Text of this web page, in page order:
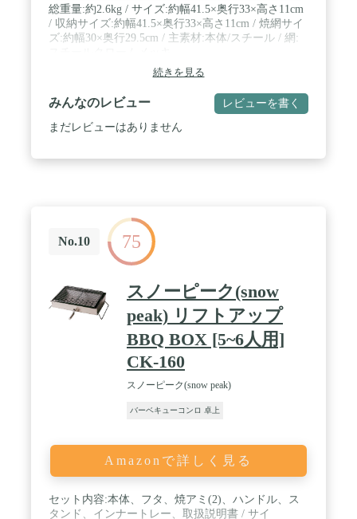
総重量:約2.6kg / サイズ:約幅41.5×奥行33×高さ11cm
/ 収納サイズ:約幅41.5×奥行33×高さ11cm / 焼網サイ
ズ:約幅30×奥行29.5cm / 主素材:本体/スチール / 網:
続きを見る
みんなのレビュー レビューを書く
まだレビューはありません
No.10 75
スノーピーク(snow
peak) リフトアップ
BBQ BOX [5~6人用]
CK-160
スノーピーク(snow peak)
バーベキューコンロ 卓上
Amazonで詳しく見る
セット内容:本体、フタ、焼アミ(2)、ハンドル、ス
タンド、インナートレー、取扱説明書 / サイ